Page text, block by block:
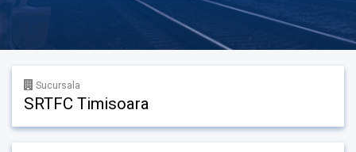
Sucursala
SRTFC Timisoara